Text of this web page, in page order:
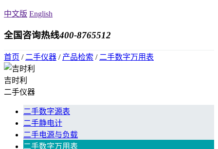
中文版 English
全国咨询热线400-8765512
首页 / 二手仪器 / 产品检索 / 二手数字万用表
吉时利
二手仪器
二手数字源表
二手静电计
二手电源与负载
二手数字万用表